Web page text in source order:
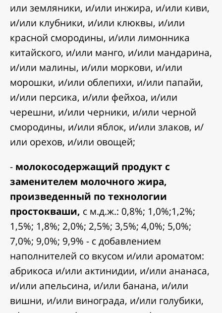
или земляники, и/или инжира, и/или киви,
и/или клубники, и/или клюквы, и/или
красной смородины, и/или лимонника
китайского, и/или манго, и/или мандарина,
и/или малины, и/или моркови, и/или
морошки, и/или облепихи, и/или папайи,
и/или персика, и/или фейхоа, и/или
черешни, и/или черники, и/или черной
смородины, и/или яблок, и/или злаков, и/
или орехов, и/или овощей;
- молокосодержащий продукт с
заменителем молочного жира,
произведенный по технологии
простокваши, с м.д.ж.: 0,8%; 1,0%;1,2%;
1,5%; 1,8%; 2,0%; 2,5%; 3,5%; 4,0%; 5,0%;
7,0%; 9,0%; 9,9% - с добавлением
наполнителей со вкусом и/или ароматом:
абрикоса и/или актинидии, и/или ананаса,
и/или апельсина, и/или банана, и/или
вишни, и/или винограда, и/или голубики,